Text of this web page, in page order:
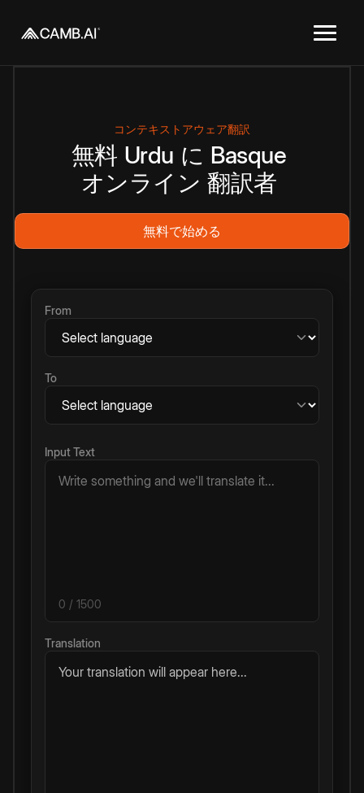
コンテキストアウェア翻訳
無料 Urdu に Basque
オンライン 翻訳者
無料で始める
From
To
Input Text
0 / 1500
Translation
Your translation will appear here...